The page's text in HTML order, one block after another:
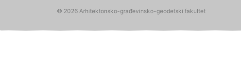
© 2026 Arhitektonsko-građevinsko-geodetski fakultet